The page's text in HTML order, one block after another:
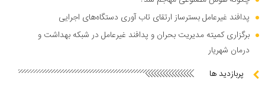
پدافند غیرعامل بسترساز ارتقای تاب آوری دستگاه‌های اجرایی
برگزاری کمیته مدیریت بحران و پدافند غیرعامل در شبکه بهداشت و
درمان شهریار
پربازدید ها